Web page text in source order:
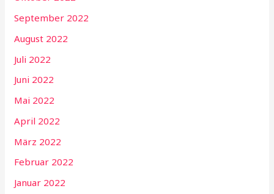
September 2022
August 2022
Juli 2022
Juni 2022
Mai 2022
April 2022
März 2022
Februar 2022
Januar 2022